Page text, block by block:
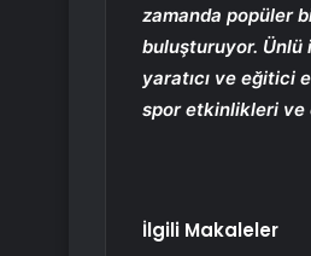
zamanda popüler
buluşturuyor. Ünlü
yaratıcı ve eğitici
spor etkinlikleri ve
İlgili Makaleler